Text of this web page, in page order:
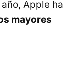
Apple ha
mayores